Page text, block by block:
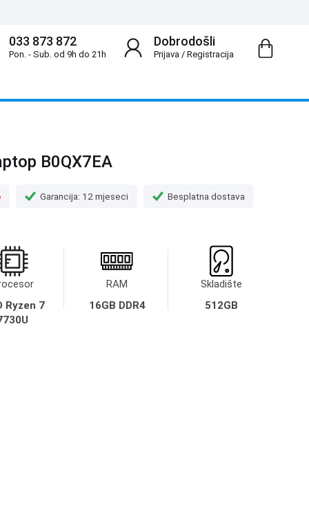
Dobrodošli
Prijava/ Registracija
033 873 872
Pon. - Sub. od 9h do 21h
B0QX7EA
Garancija: 12 mjeseci Besplatna dostava
Ryzen 7
RAM
16GB DDR4
Skladište
512GB